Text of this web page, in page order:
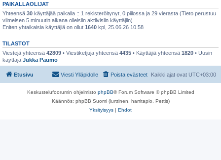
PAIKALLAOLIJAT
Yhteensä 30 käyttäjää paikalla :: 1 rekisteröitynyt, 0 piilossa ja 29 vierasta (Tieto perustuu
viimeisen 5 minuutin aikana olleisiin aktiivisiin käyttäjiin)
Eniten yhtaikaisia käyttäjiä on ollut 1640 kpl, 25.06.26 10.58
TILASTOT
Viestejä yhteensä 42809 • Viestiketjuja yhteensä 4435 • Käyttäjiä yhteensä 1820 • Uusin
käyttäjä Jukka Paumo
Etusivu Kaikki ajat ovat UTC+03:00
Poista evästeet
Viesti Ylläpidolle
Keskustelufoorumin ohjelmisto phpBB® Forum Software © phpBB Limited
Käännös: phpBB Suomi (lurttinen, harritapio, Pettis)
Yksityisyys | Ehdot